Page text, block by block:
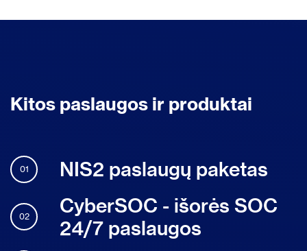
Kitos paslaugos ir produktai
01 NIS2 paslaugų paketas
02
CyberSOC - išorės SOC
24/7 paslaugos